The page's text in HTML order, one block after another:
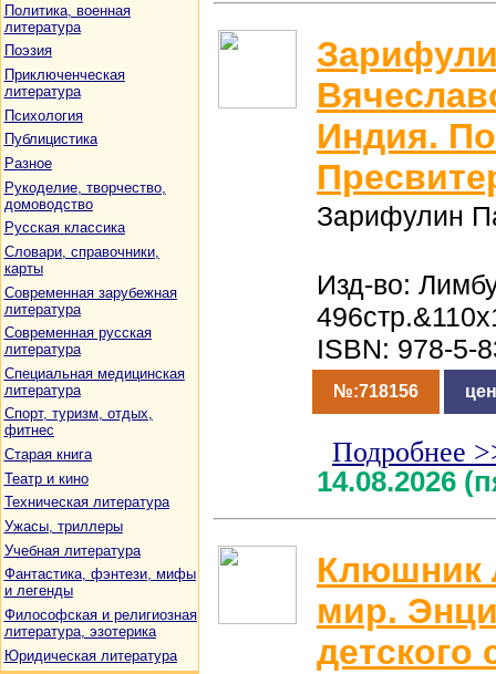
Политика, военная
литература
Поэзия
Приключенческая
литература
Психология
Публицистика
Разное
Рукоделие, творчество,
домоводство
Русская классика
Словари, справочники,
карты
Современная зарубежная
литература
Современная русская
литература
Специальная медицинская
литература
Спорт, туризм, отдых,
фитнес
Старая книга
Театр и кино
Техническая литература
Ужасы, триллеры
Учебная литература
Фантастика, фэнтези, мифы
и легенды
Философская и религиозная
литература, эзотерика
Юридическая литература
Индия.
Зарифулин
Изд-во:
ISBN: 978-5-
№:718156
Подробнее
14.08.2026
Клюшник
мир.
детского